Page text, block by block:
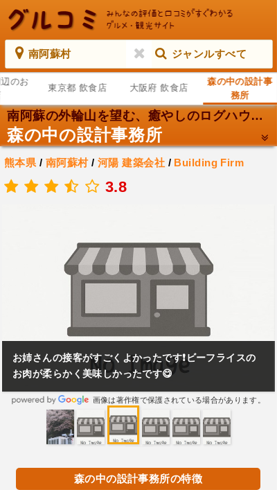
南阿蘇村 ジャンルすべて
のお
東京都 飲食店 大阪府 飲食店
森の中の設計事
務所
南阿蘇の外輪山を望む、癒やしのログハウスカフェ。
森の中の設計事務所
熊本県 / 南阿蘇村/ 河陽 建築会社 / Building Firm
3.8
お姉さんの接客がすごくよかったです❗ビーフライスの
お肉が柔らかく美味しかったです😋
画像は著作権で保護されている場合があります。
森の中の設計事務所の特徴